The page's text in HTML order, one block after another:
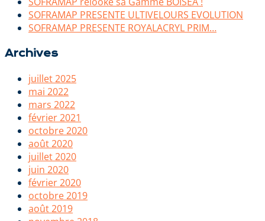
SOFRAMAP PRESENTE ULTIVELOURS EVOLUTION
SOFRAMAP PRESENTE ROYALACRYL PRIM…
Archives
juillet 2025
mai 2022
mars 2022
février 2021
octobre 2020
août 2020
juillet 2020
juin 2020
février 2020
octobre 2019
août 2019